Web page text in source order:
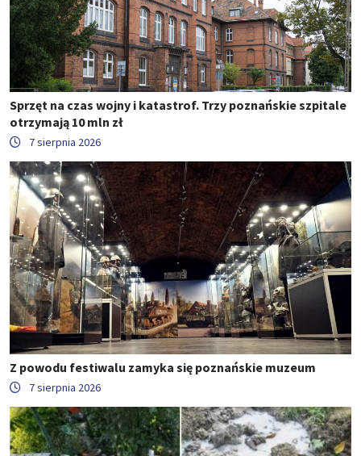
Sprzęt na czas wojny i katastrof. Trzy poznańskie szpitale
otrzymają 10 mln zł
7 sierpnia 2026
Z powodu festiwalu zamyka się poznańskie muzeum
7 sierpnia 2026